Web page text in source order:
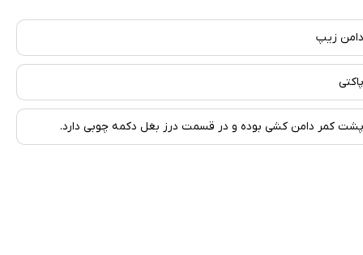
زیپ
کمر دامن کشی بوده و در قسمت درز بغل دکمه چوبی دارد.